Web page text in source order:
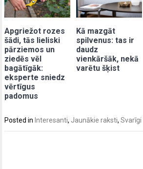
Apgriežot rozes
šādi, tās lieliski
pārziemos un
ziedēs vēl
bagātīgāk:
eksperte sniedz
vērtīgus
padomus
Kā mazgāt
spilvenus: tas ir
daudz
vienkāršāk, nekā
varētu šķist
Posted in Interesanti, Jaunākie raksti,Svarīgi